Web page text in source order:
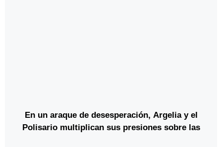
En un araque de desesperación, Argelia y el
Polisario multiplican sus presiones sobre las